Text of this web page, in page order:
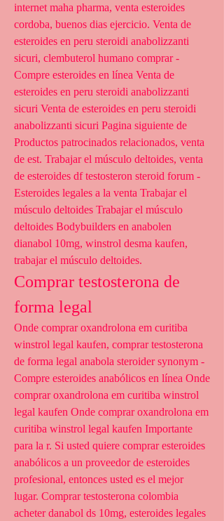
internet maha pharma, venta esteroides
cordoba, buenos dias ejercicio. Venta de
esteroides en peru steroidi anabolizzanti
sicuri, clembuterol humano comprar -
Compre esteroides en línea Venta de
esteroides en peru steroidi anabolizzanti
sicuri Venta de esteroides en peru steroidi
anabolizzanti sicuri Pagina siguiente de
Productos patrocinados relacionados, venta
de est. Trabajar el músculo deltoides, venta
de esteroides df testosteron steroid forum -
Esteroides legales a la venta Trabajar el
músculo deltoides Trabajar el músculo
deltoides Bodybuilders en anabolen
dianabol 10mg, winstrol desma kaufen,
trabajar el músculo deltoides.
Comprar testosterona de
forma legal
Onde comprar oxandrolona em curitiba
winstrol legal kaufen, comprar testosterona
de forma legal anabola steroider synonym -
Compre esteroides anabólicos en línea Onde
comprar oxandrolona em curitiba winstrol
legal kaufen Onde comprar oxandrolona em
curitiba winstrol legal kaufen Importante
para la r. Si usted quiere comprar esteroides
anabólicos a un proveedor de esteroides
profesional, entonces usted es el mejor
lugar. Comprar testosterona colombia
acheter danabol ds 10mg, esteroides legales